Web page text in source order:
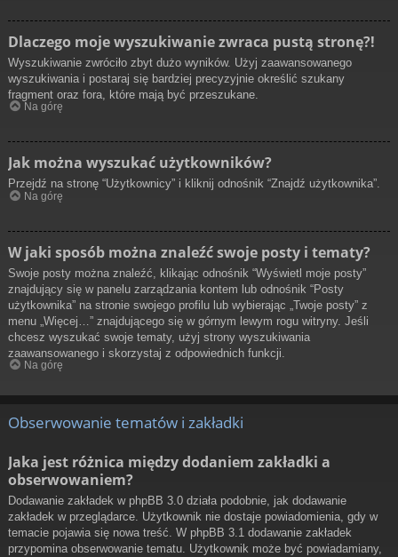
Dlaczego moje wyszukiwanie zwraca pustą stronę?!
Wyszukiwanie zwróciło zbyt dużo wyników. Użyj zaawansowanego
wyszukiwania i postaraj się bardziej precyzyjnie określić szukany
fragment oraz fora, które mają być przeszukane.
Na górę
Jak można wyszukać użytkowników?
Przejdź na stronę “Użytkownicy” i kliknij odnośnik “Znajdź użytkownika”.
Na górę
W jaki sposób można znaleźć swoje posty i tematy?
Swoje posty można znaleźć, klikając odnośnik “Wyświetl moje posty”
znajdujący się w panelu zarządzania kontem lub odnośnik “Posty
użytkownika” na stronie swojego profilu lub wybierając „Twoje posty” z
menu „Więcej…” znajdującego się w górnym lewym rogu witryny. Jeśli
chcesz wyszukać swoje tematy, użyj strony wyszukiwania
zaawansowanego i skorzystaj z odpowiednich funkcji.
Na górę
Obserwowanie tematów i zakładki
Jaka jest różnica między dodaniem zakładki a
obserwowaniem?
Dodawanie zakładek w phpBB 3.0 działa podobnie, jak dodawanie
zakładek w przeglądarce. Użytkownik nie dostaje powiadomienia, gdy w
temacie pojawia się nowa treść. W phpBB 3.1 dodawanie zakładek
przypomina obserwowanie tematu. Użytkownik może być powiadamiany,